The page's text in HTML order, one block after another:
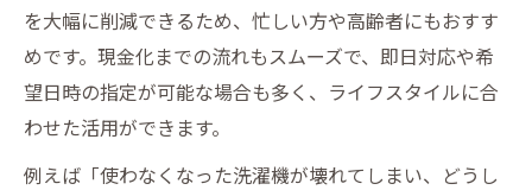
を大幅に削減できるため、忙しい方や高齢者にもおすす
めです。現金化までの流れもスムーズで、即日対応や希
望日時の指定が可能な場合も多く、ライフスタイルに合
わせた活用ができます。
例えば「使わなくなった洗濯機が壊れてしまい、どうし